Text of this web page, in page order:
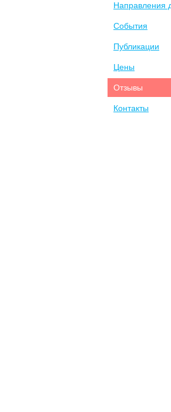
Направления
События
Публикации
Цены
Отзывы
Контакты